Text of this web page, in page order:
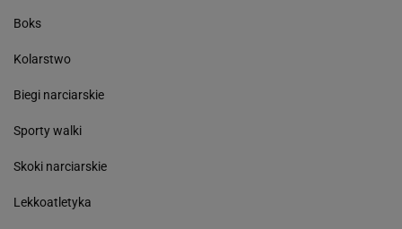
Boks
Kolarstwo
Biegi narciarskie
Sporty walki
Skoki narciarskie
Lekkoatletyka